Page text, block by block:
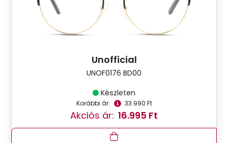
Unofficial
UNOF0176 BD00
Készleten
Korábbi ár: 33.990 Ft
Akciós ár: 16.995 Ft